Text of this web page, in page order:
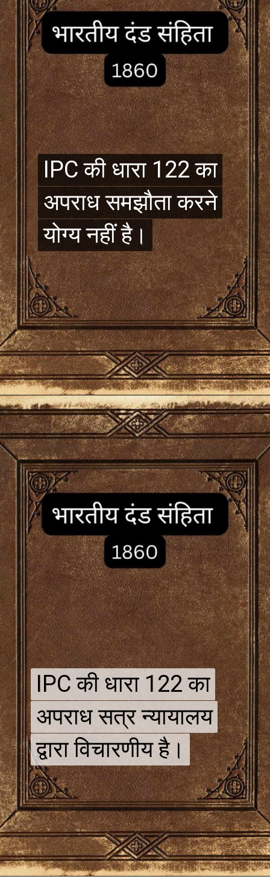
IPC की धारा 122 का
अपराध समझौता करने
योग्य नहीं है।
IPC की धारा 122 का
अपराध समझौता करने
योग्य नहीं है।
IPC की धारा 122 का
अपराध सत्र न्यायालय
द्वारा विचारणीय है।
IPC की धारा 122 का
अपराध सत्र न्यायालय
द्वारा विचारणीय है।